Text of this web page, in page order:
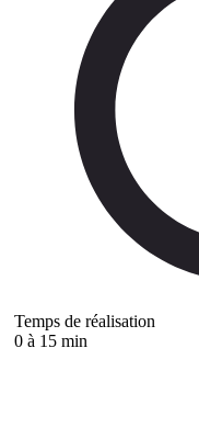
Temps de réalisation
0 à 15 min